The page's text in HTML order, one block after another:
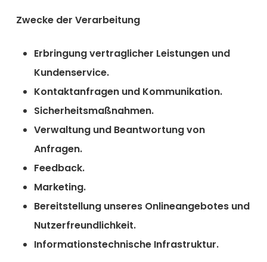
Zwecke der Verarbeitung
Erbringung vertraglicher Leistungen und
Kundenservice.
Kontaktanfragen und Kommunikation.
Sicherheitsmaßnahmen.
Verwaltung und Beantwortung von
Anfragen.
Feedback.
Marketing.
Bereitstellung unseres Onlineangebotes und
Nutzerfreundlichkeit.
Informationstechnische Infrastruktur.